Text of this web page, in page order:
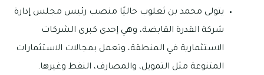
يتولى محمد بن ثعلوب حاليًا منصب رئيس مجلس إدارة
شركة القدرة القابضة، وهي إحدى كبرى الشركات
الاستثمارية في المنطقة، وتعمل بمجالات الاستثمارات
المتنوعة مثل التمويل، والمصارف، النفط وغيرها.